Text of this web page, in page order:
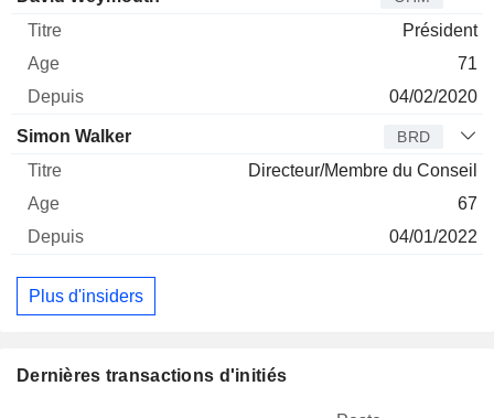
Président
71
04/02/2020
Simon Walker BRD
Directeur/Membre du Conseil
67
04/01/2022
Plus d'insiders
Dernières transactions d'initiés